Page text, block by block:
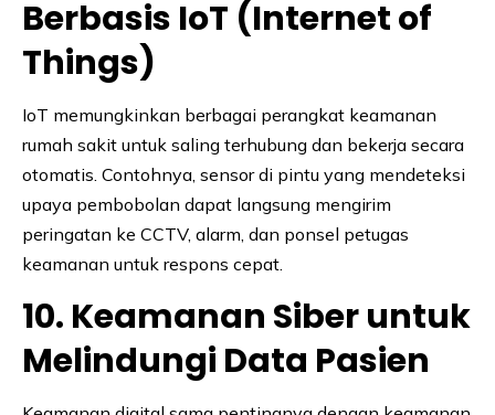
Berbasis IoT (Internet of
Things)
IoT memungkinkan berbagai perangkat keamanan
rumah sakit untuk saling terhubung dan bekerja secara
otomatis. Contohnya, sensor di pintu yang mendeteksi
upaya pembobolan dapat langsung mengirim
peringatan ke CCTV, alarm, dan ponsel petugas
keamanan untuk respons cepat.
10. Keamanan Siber untuk
Melindungi Data Pasien